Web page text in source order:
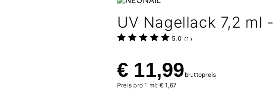
UV Nagellack 7,2 ml -
5.0 ( 1 )
€ 11,99 bruttopreis
Preis pro 1 ml: € 1,67